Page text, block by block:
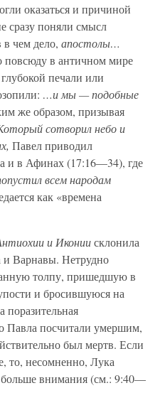
оказаться и причиной
сразу поняли смысл
чем дело, апостолы…
повсюду в античном мире
печали или
…и мы — подобные
же образом, призывая
сотворил небо и
Павел приводил
и в Афинах (17:16—34), где
всем народам
как «времена
и Икониисклонила
и Варнавы. Нетрудно
толпу, пришедшую в
и бросившуюся на
поразительная
Павла посчитали умершим,
был мертв. Если
то, несомненно, Лука
больше внимания (см.: 9:40—